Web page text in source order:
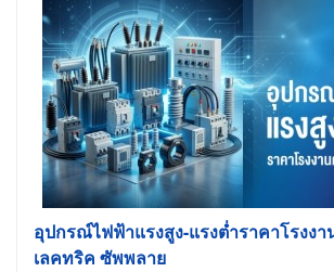
อุปกรณ์ไฟฟ้าแรงสูง-แรงต่ำราคาโรงงา
เลคทริค ซัพพลาย